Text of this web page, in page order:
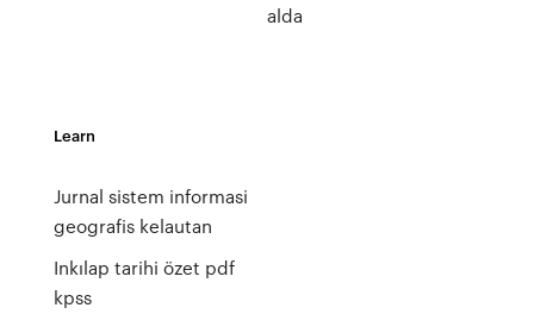
alda
Learn
Jurnal sistem informasi
geografis kelautan
Inkılap tarihi özet pdf
kpss